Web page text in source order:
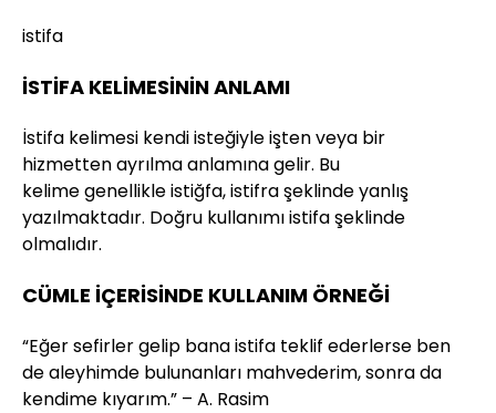
istifa
İSTİFA KELİMESİNİN ANLAMI
İstifa kelimesi kendi isteğiyle işten veya bir
hizmetten ayrılma anlamına gelir. Bu
kelime genellikle istiğfa, istifra şeklinde yanlış
yazılmaktadır. Doğru kullanımı istifa şeklinde
olmalıdır.
CÜMLE İÇERİSİNDE KULLANIM ÖRNEĞİ
“Eğer sefirler gelip bana istifa teklif ederlerse ben
de aleyhimde bulunanları mahvederim, sonra da
kendime kıyarım.” – A. Rasim